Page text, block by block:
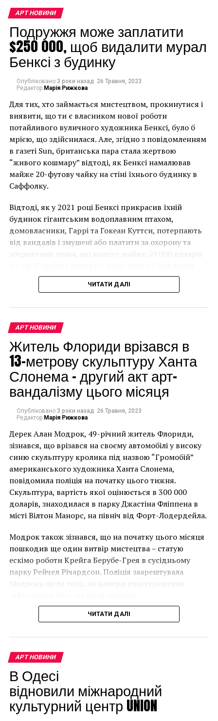
Музей Collection de l’Art Brut
LA BIENNALE 2013: Украина в Венеции.
Facebook
Twitter
Pinterest
WhatsApp
ViberTelegram
COLLECTION DE L’ART BRUT
БИЕННАЛЕ АУТСАЙДЕРСКОГО ИСКУССТВА
НАСТУПНА СТАТТЯ
Известные картины тоже делают селфи
ПОПЕРЕДНЯ СТАТТЯ
Объявлен шорт-лист премии Hugo Boss-2016
АРТ НОВИНИ
Подружжя може заплатити
$250 000, щоб видалити мурал
Бенксі з будинку
Опубліковано 3 роки назад 26 Травня, 2023
Редактор Марія Рижкова
Для тих, хто займається мистецтвом, прокинутися і
виявити, що ти є власником нової роботи
потайливого вуличного художника Бенксі, було б
мрією, що здійснилася. Але, згідно з повідомленням
в газеті Sun, британська пара стала жертвою
“живого кошмару” відтоді, як Бенксі намалював
майже 20-футову чайку на стіні їхнього будинку в
Саффолку.
Відтоді, як у 2021 році Бенксі прикрасив їхній
будинок гігантським водоплавним птахом,
домовласники, Гаррі та Гокеан Куттси, потерпають
від вандалів і змушені або платити за охорону та
збереження птаха, що коштує майже 50 000 доларів
мурал, що може коштувати до чверті мільйона
доларів.
Чоловік позує під макетом чайки, яка ось-ось
накинеться на упаковку чіпсів – сюжет графіті, що
має ознаки вуличного художника Бенксі, на стіні в
Лоустофті на східному узбережжі Англії 8 серпня 2021
року. (Фото Джастіна Талліса / AFP)
В інтерв’ю “Таймс” пан Куттс сказав:
“Спочатку це було
неймовірно, але з
розвитком подій це
стало надзвичайно
впевнений, що Бенксі
усвідомлює
непередбачувані
наслідки для власників
будинків. Якби ми
могли повернути час
назад, ми б це
ЧИТАТИ ДАЛІ
АРТ НОВИНИ
Житель Флориди врізався в
13-метрову скульптуру Ханта
Слонема – другий акт арт-
вандалізму цього місяця
Опубліковано 3 роки назад 26 Травня, 2023
Редактор Марія Рижкова
Дерек Алан Модрок, 49-річний житель Флориди,
зізнався, що врізався на своєму автомобілі у високу
синю скульптуру кролика під назвою “Громобій”
американського художника Ханта Слонема,
повідомила поліція на початку цього тижня.
Скульптура, вартість якої оцінюється в 300 000
доларів, знаходилася в парку Джастіна Фліппена в
місті Вілтон Манорс, на північ від Форт-Лодердейла.
Модрок також зізнався, що на початку цього місяця
пошкодив ще один витвір мистецтва – статую
ескімо роботи Крейга Берубе-Грея в сусідньому
парку Рейчел Річардсон. Поліція заарештувала
Модрока після того, як камери спостереження
ЧИТАТИ ДАЛІ
АРТ НОВИНИ
В Одесі
відновили міжнародний
культурний центр UNION